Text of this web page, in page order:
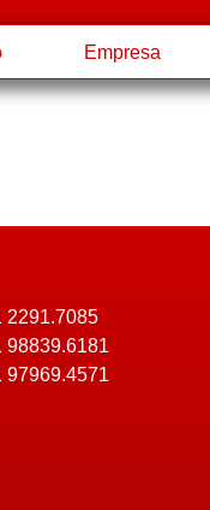
Empresa
2291.7085
98839.6181
97969.4571